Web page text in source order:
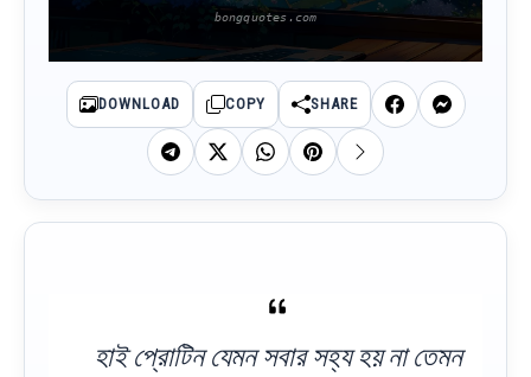
DOWNLOAD COPY SHARE
হাই প্রোটিন যেমন সবার সহ্য হয় না তেমন